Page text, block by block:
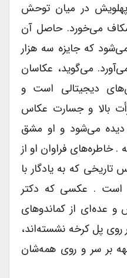
در میان توحش
می‌خورد. حاصل آن
که جایزه سه هزار
می‌گوید، عکاسان
دیجیتالى است و
بالا و جسارت عکاس
دیده می‌شود و او مشق
فراوان او از
که به یادگار با
است . عکسى که دکتر
عده‌ای از کماندوهاى
پل کرخه نشسته‌اند،
بر سر و روى همه‌شان